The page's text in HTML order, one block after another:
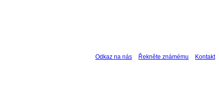
Odkaz na nás Řekněte známému Kontakt